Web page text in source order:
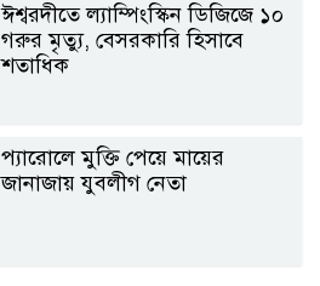
ঈশ্বরদীতে ল্যাম্পিংস্কিন ডিজিজে ১০
গরুর মৃত্যু, বেসরকারি হিসাবে
শতাধিক
প্যারোলে মুক্তি পেয়ে মায়ের
জানাজায় যুবলীগ নেতা